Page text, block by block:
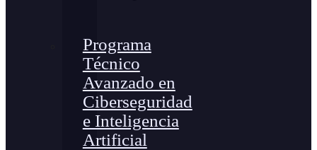
Programa
Técnico
Avanzado en
Ciberseguridad
e Inteligencia
Artificial